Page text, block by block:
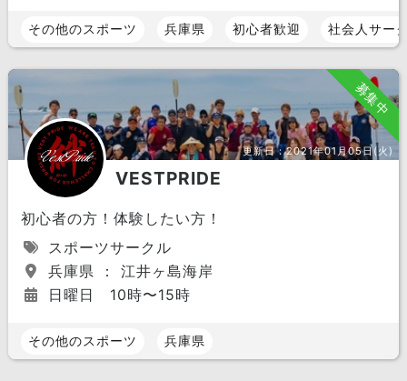
その他のスポーツ 兵庫県 初心者歓迎 社会人サー
募集中
更新日：2021年01月05日(火)
VESTPRIDE
初心者の方！体験したい方！
スポーツサークル
兵庫県 ： 江井ヶ島海岸
日曜日 10時〜15時
その他のスポーツ 兵庫県